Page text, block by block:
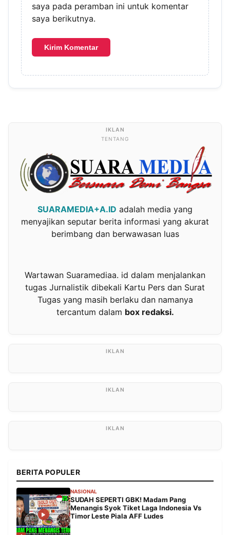
saya pada peramban ini untuk komentar
saya berikutnya.
TENTANG
SUARAMEDIA+A.ID adalah media yang
menyajikan seputar berita informasi yang akurat
berimbang dan berwawasan luas
Wartawan Suaramediaa. id dalam menjalankan
tugas Jurnalistik dibekali Kartu Pers dan Surat
Tugas yang masih berlaku dan namanya
tercantum dalam box redaksi.
BERITA POPULER
NASIONAL
SUDAH SEPERTI GBK! Madam Pang
Menangis Syok Tiket Laga Indonesia Vs
Timor Leste Piala AFF Ludes